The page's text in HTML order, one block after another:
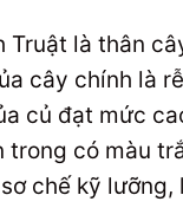
là thân
cây chính là
củ đạt mức
trong có màu
chế kỹ